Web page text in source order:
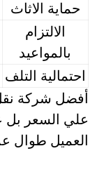
حماية الاثاث
الالتزام
بالمواعيد
احتمالية التلف
أفضل شركة
علي السعر بل
العميل طوال